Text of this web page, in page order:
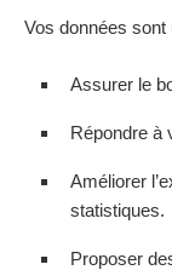
Vos données sont
Assurer le
Répondre à
Améliorer
statistiques.
Proposer